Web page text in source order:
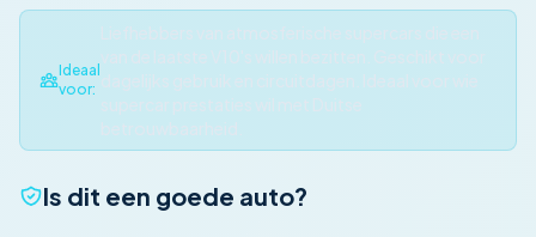
Ideaal
voor:
Is dit een goede auto?